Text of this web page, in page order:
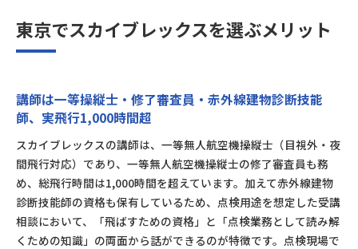
東京でスカイブレックスを選ぶメリット
講師は一等操縦士・修了審査員・赤外線建物診断技能
師、実飛行1,000時間超
スカイブレックスの講師は、一等無人航空機操縦士（目視外・夜
間飛行対応）であり、一等無人航空機操縦士の修了審査員も務
め、総飛行時間は1,000時間を超えています。加えて赤外線建物
診断技能師の資格も保有しているため、点検用途を想定した受講
相談において、「飛ばすための資格」と「点検業務として読み解
くための知識」の両面から話ができるのが特徴です。点検現場で